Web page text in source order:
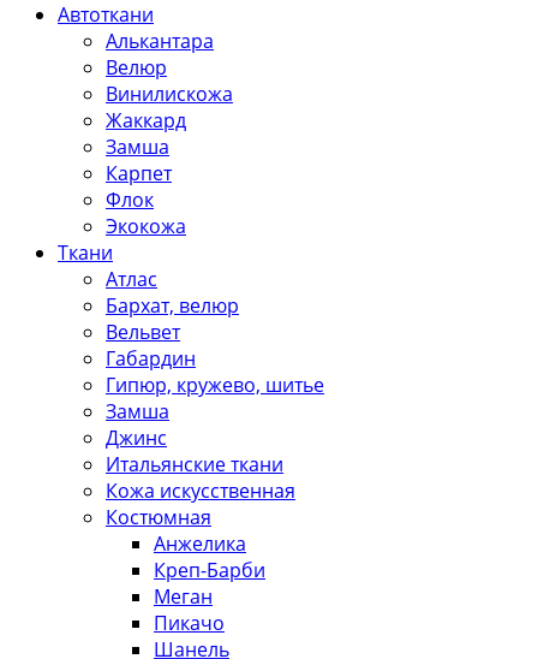
Автоткани
Алькантара
Велюр
Винилискожа
Жаккард
Замша
Карпет
Флок
Экокожа
Ткани
Атлас
Бархат, велюр
Вельвет
Габардин
Гипюр, кружево, шитье
Замша
Джинс
Итальянские ткани
Кожа искусственная
Костюмная
Анжелика
Креп-Барби
Меган
Пикачо
Шанель